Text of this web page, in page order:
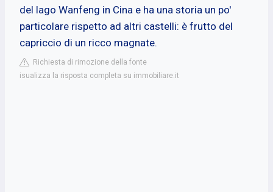
del lago Wanfeng in Cina e ha una storia un po'
particolare rispetto ad altri castelli: è frutto del
capriccio di un ricco magnate.
Richiesta di rimozione della fonte
isualizza la risposta completa su immobiliare.it